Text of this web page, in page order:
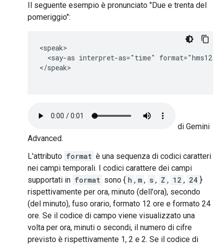
Il seguente esempio è pronunciato "Due e trenta del
pomeriggio":
<speak>
<say-as interpret-as="time"
</speak>
di Gemini
Advanced.
L'attributo format è una sequenza di codici caratteri
nei campi temporali. I codici carattere dei campi
supportati in format sono { h , m , s , Z , 12 , 24 }
rispettivamente per ora, minuto (dell'ora), secondo
(del minuto), fuso orario, formato 12 ore e formato 24
ore. Se il codice di campo viene visualizzato una
volta per ora, minuti o secondi, il numero di cifre
previsto è rispettivamente 1, 2 e 2. Se il codice di